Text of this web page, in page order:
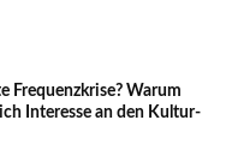
Frequenzkrise? Warum
Inte­resse an den Kultur­